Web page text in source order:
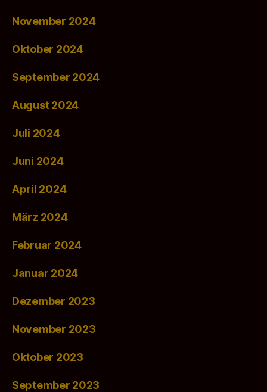
November 2024
Oktober 2024
September 2024
August 2024
Juli 2024
Juni 2024
April 2024
März 2024
Februar 2024
Januar 2024
Dezember 2023
November 2023
Oktober 2023
September 2023